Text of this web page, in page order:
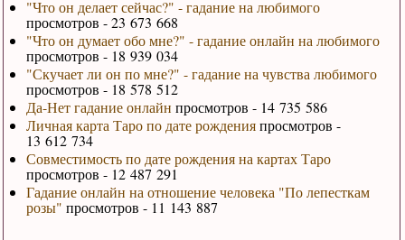
"Что он делает сейчас?" - гадание на любимого
просмотров - 23 673 668
"Что он думает обо мне?" - гадание онлайн на любимого
просмотров - 18 939 034
"Скучает ли он по мне?" - гадание на чувства любимого
просмотров - 18 578 512
Да-Нет гадание онлайн просмотров - 14 735 586
Личная карта Таро по дате рожденияпросмотров -
13 612 734
Совместимость по дате рождения на картах Таро
просмотров - 12 487 291
Гадание онлайн на отношение человека "По лепесткам
розы" просмотров - 11 143 887